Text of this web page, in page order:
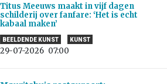
Titus Meeuws maakt in vijf dagen
schilderij over fanfare: ‘Het is echt
kabaal maken’
BEELDENDE KUNST KUNST
29-07-2026 07:00